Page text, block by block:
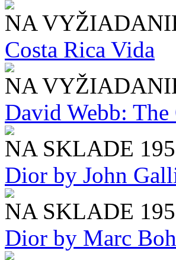
NA
Costa Rica Vida
NA
David Webb: The
NA SKLADE
Dior by John
NA SKLADE
Dior by Marc